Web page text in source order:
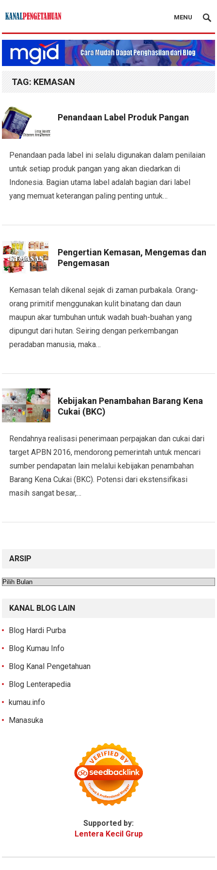
Kanal Pengetahuan
MENU
TAG: KEMASAN
Penandaan Label Produk Pangan
Penandaan pada label ini selalu digunakan dalam penilaian
untuk setiap produk pangan yang akan diedarkan di
Indonesia. Bagian utama label adalah bagian dari label
yang memuat keterangan paling penting untuk…
Pengertian Kemasan, Mengemas dan
Pengemasan
Kemasan telah dikenal sejak di zaman purbakala. Orang-
orang primitif menggunakan kulit binatang dan daun
maupun akar tumbuhan untuk wadah buah-buahan yang
dipungut dari hutan. Seiring dengan perkembangan
peradaban manusia, maka…
Kebijakan Penambahan Barang Kena
Cukai (BKC)
Rendahnya realisasi penerimaan perpajakan dan cukai dari
target APBN 2016, mendorong pemerintah untuk mencari
sumber pendapatan lain melalui kebijakan penambahan
Barang Kena Cukai (BKC). Potensi dari ekstensifikasi
masih sangat besar,…
ARSIP
Arsip
KANAL BLOG LAIN
Blog Hardi Purba
Blog Kumau Info
Blog Kanal Pengetahuan
Blog Lenterapedia
kumau.info
Manasuka
Supported by:
Lentera Kecil Grup